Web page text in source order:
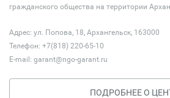
гражданского общества на территории
Адрес: ул. Попова, 18, Архангельск, 163000
Телефон: +7(818) 220-65-10
E-mail: garant@ngo-garant.ru
ПОДРОБНЕЕ О